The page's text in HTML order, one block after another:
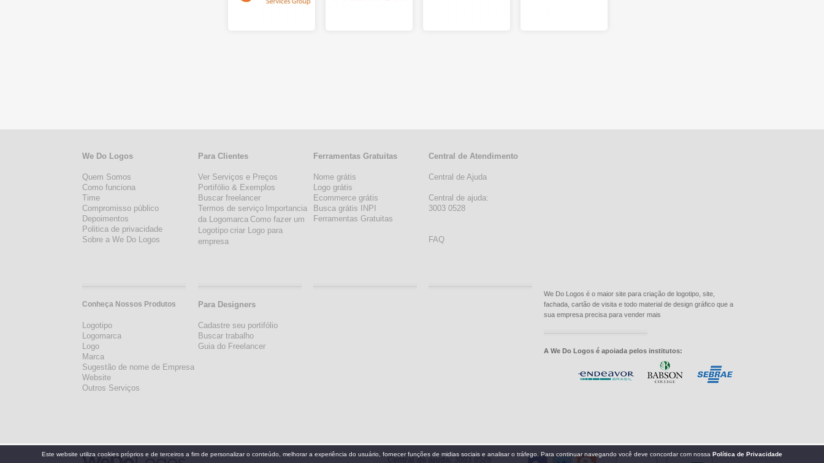
We Do Logos
Quem Somos
Como funciona
Time
Compromisso público
Depoimentos
Politica de privacidade
Sobre a We Do Logos
Conheça Nossos Produtos
Logotipo
Logomarca
Logo
Marca
Sugestão de nome de Empresa
Website
Outros Serviços
Para Clientes
Ver Serviços e Preços
Portifólio & Exemplos
Buscar freelancer
Termos de serviço Importancia
da Logomarca Como fazer um
Logotipo criar Logo para
empresa
Para Designers
Cadastre seu portifólio
Buscar trabalho
Guia do Freelancer
Ferramentas Gratuitas
Nome grátis
Logo grátis
Ecommerce grátis
Busca grátis INPI
Ferramentas Gratuitas
Central de Atendimento
Central de Ajuda
Central de ajuda:
3003 0528
FAQ
We Do Logos é o maior site para criação de logotipo, site,
fachada, cartão de visita e todo material de design gráfico que a
sua empresa precisa para vender mais
A We Do Logos é apoiada pelos institutos:
Central de ajuda: 3003 0528